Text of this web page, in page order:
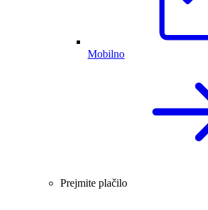
Mobilno
Prejmite plačilo